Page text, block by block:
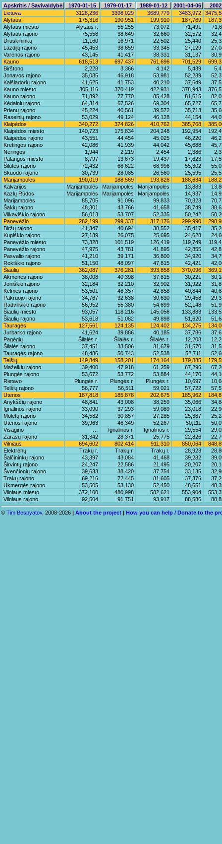
Apskritis / Savivaldybė 1970-01-15 1979-01-17 1989-01-12 2001-04-06
Lietuva
3128,236 3398,029 3689,779 3483,972
Alytaus
175,316 190,951 199,910 187,769
Alytaus miesto
Alytaus r. 55,255 73,072 71,491
Alytaus rajono
75,558 38,649 32,660 32,572
Druskininkų
11,160 16,971 22,502 25,440
Lazdijų rajono
45,453 38,659 33,345 27,129
Varėnos rajono
43,145 41,417 38,331 31,137
Kauno
618,513 697,437 761,696 701,529
Birštono
2,228 3,366 4,142 5,439
Jonavos rajono
35,085 46,918 53,981 52,289
Kaišiadorių rajono
41,625 41,753 40,210 37,649
Kauno miesto
305,116 370,419 422,931 378,943
Kauno rajono
71,892 77,770 85,428 81,615
Kėdainių rajono
64,314 67,526 69,304 65,727
Prienų rajono
45,224 40,561 39,572 35,713
Raseinių rajono
53,029 49,124 46,128 44,154
Klaipėdos
340,272 374,826 410,762 385,768
Klaipėdos miesto
140,723 175,834 204,248 192,954
Klaipėdos rajono
43,551 44,454 45,025 46,220
Kretingos rajono
42,086 41,939 44,042 45,688
Neringos
1,944 2,219 2,454 2,386
Palangos miesto
8,797 13,673 19,437 17,623
Šilutės rajono
72,432 68,622 68,996 55,302
Skuodo rajono
30,739 28,085 26,560 25,595
Marijampolės
190,019 188,569 193,826 188,634
Kalvarijos
Marijampolės Marijampolės Marijampolės 13,883
Kazlų Rūdos
Marijampolės Marijampolės Marijampolės 14,937
Marijampolės
85,705 91,096 99,833 70,823
Šakių rajono
48,301 43,766 41,658 38,749
Vilkaviškio rajono
56,013 53,707 52,335 50,242
Panevėžio
282,199 299,337 317,176 299,990
Biržų rajono
41,347 40,694 38,552 35,417
Kupiškio rajono
27,189 26,075 25,695 24,628
Panevėžio miesto
73,328 101,519 126,419 119,749
Panevėžio rajono
47,975 43,781 41,895 42,855
Pasvalio rajono
41,210 39,171 36,800 34,920
Rokiškio rajono
51,150 48,097 47,815 42,421
Šiaulių
362,087 376,281 393,858 370,096
Akmenės rajono
38,008 40,398 37,815 30,221
Joniškio rajono
32,184 32,210 32,902 31,922
Kelmės rajono
53,501 46,357 42,858 40,844
Pakruojo rajono
34,767 32,638 30,630 29,458
Radviliškio rajono
56,952 55,380 54,699 52,148
Šiaulių miesto
93,057 118,216 145,056 133,883
Šiaulių rajono
53,618 51,082 49,898 51,620
Tauragės
127,561 124,135 124,402 134,275
Jurbarko rajono
41,624 39,886 40,185 37,786
Pagėgių
Šilalės r. Šilalės r. Šilalės r. 12,208
Šilalės rajono
37,451 33,506 31,679 31,570
Tauragės rajono
48,486 50,743 52,538 52,711
Telšių
149,849 158,201 174,164 179,885
Mažeikių rajono
39,400 47,918 61,259 67,296
Plungės rajono
53,672 53,772 53,884 44,170
Rietavo
Plungės r. Plungės r. Plungės r. 10,697
Telšių rajono
56,777 56,511 59,021 57,722
Utenos
187,818 185,878 202,675 185,962
Anykščių rajono
48,841 43,008 38,259 35,066
Ignalinos rajono
33,090 37,293 59,089 23,018
Molėtų rajono
34,582 30,857 27,285 25,387
Utenos rajono
39,963 46,349 52,267 50,111
Visagino
Ignalinos r. Ignalinos r. 29,554
Zarasų rajono
31,342 28,371 25,775 22,826
Vilniaus
694,602 802,414 911,310 850,064
Elektrėnų
Trakų r. Trakų r. Trakų r. 28,923
Šalčininkų rajono
43,397 43,084 41,468 39,282
Širvintų rajono
24,247 22,586 21,495 20,207
Švenčionių rajono
39,633 38,420 37,754 33,135
Trakų rajono
69,216 72,445 81,605 37,376
Ukmergės rajono
53,505 53,130 52,450 48,651
Vilniaus miesto
372,100 480,998 582,621 553,904
Vilniaus rajono
92,504 91,751 93,917 88,586
© Tim Bespyatov, 2008-2026 | About the project | How you can help / Donate to the